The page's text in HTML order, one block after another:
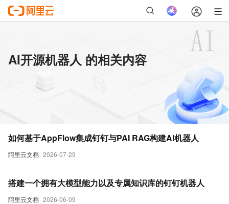
AI开源机器人 的相关内容
阿里云文档 2026-07-29
如何基于AppFlow集成钉钉与PAI RAG构建AI机器人
阿里云文档 2026-06-09
搭建一个拥有大模型能力以及专属知识库的钉钉机器人